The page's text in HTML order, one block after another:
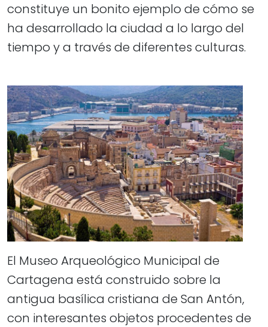
constituye un bonito ejemplo de cómo se
ha desarrollado la ciudad a lo largo del
tiempo y a través de diferentes culturas.
El Museo Arqueológico Municipal de
Cartagena está construido sobre la
antigua basílica cristiana de San Antón,
con interesantes objetos procedentes de